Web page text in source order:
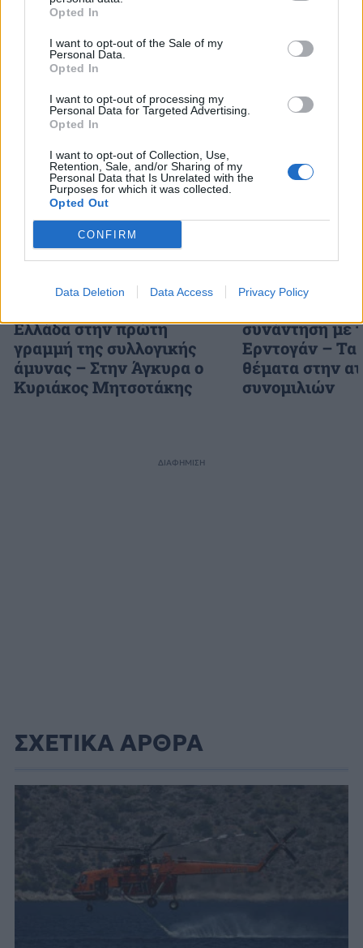
Opted In
I want to opt-out of the Sale of my
Personal Data.
Opted In
I want to opt-out of processing my
Personal Data for Targeted Advertising.
Opted In
I want to opt-out of Collection, Use,
Retention, Sale, and/or Sharing of my
Personal Data that Is Unrelated with the
Purposes for which it was collected.
Opted Out
CONFIRM
Data Deletion Data Access Privacy Policy
Ελλάδα στην πρώτη
γραμμή της συλλογικής
άμυνας – Στην Άγκυρα ο
Κυριάκος Μητσοτάκης
συνάντηση με
Ερντογάν – Τα
θέματα στην
συνομιλιών
Ακολουθήστε το onalert.gr στο
και μάθετε πρώτοι όλες τις ειδήσεις
για την άμυνα.
ΔΙΑΦΗΜΙΣΗ
ΣΧΕΤΙΚΑ ΑΡΘΡΑ